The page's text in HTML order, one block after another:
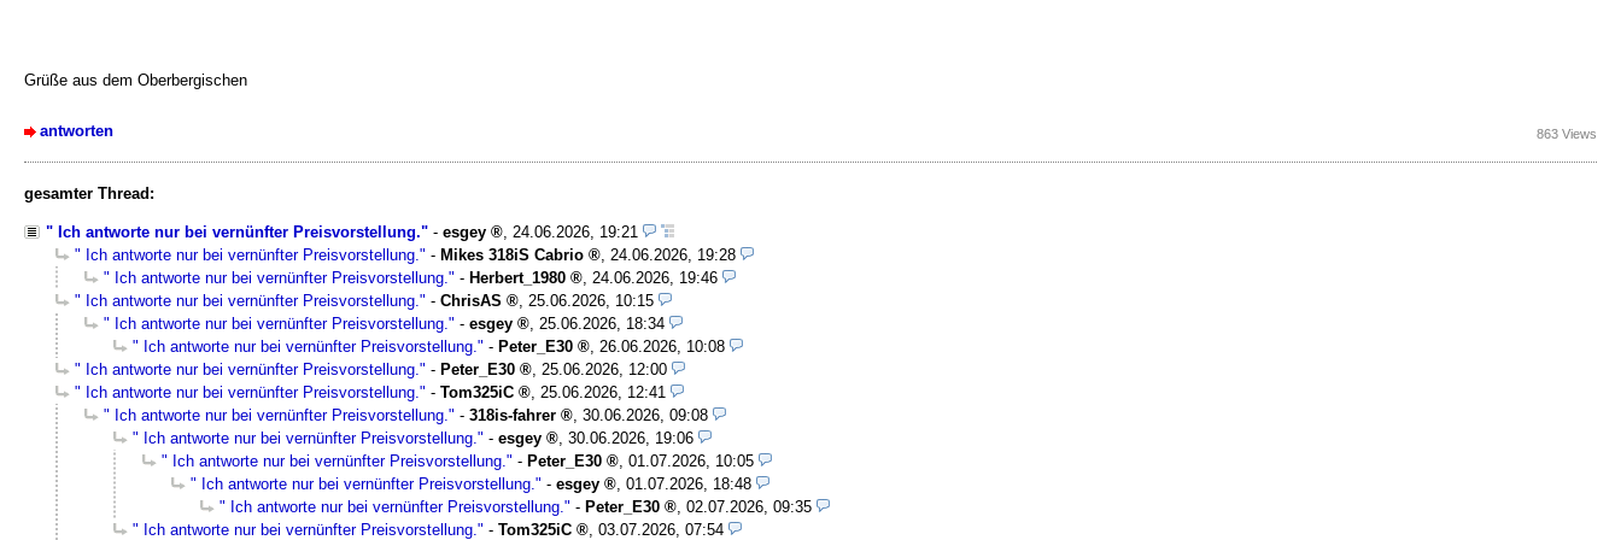
Grüße aus dem Oberbergischen
antworten 863 Views
gesamter Thread:
" Ich antworte nur bei vernünfter Preisvorstellung." - esgey , 24.06.2026, 19:21
" Ich antworte nur bei vernünfter Preisvorstellung." - Mikes 318iS Cabrio , 24.06.2026, 19:28
" Ich antworte nur bei vernünfter Preisvorstellung." - Herbert_1980 , 24.06.2026, 19:46
" Ich antworte nur bei vernünfter Preisvorstellung." - ChrisAS , 25.06.2026, 10:15
" Ich antworte nur bei vernünfter Preisvorstellung." - esgey , 25.06.2026, 18:34
" Ich antworte nur bei vernünfter Preisvorstellung." - Peter_E30 , 26.06.2026, 10:08
" Ich antworte nur bei vernünfter Preisvorstellung." - Peter_E30 , 25.06.2026, 12:00
" Ich antworte nur bei vernünfter Preisvorstellung." - Tom325iC , 25.06.2026, 12:41
" Ich antworte nur bei vernünfter Preisvorstellung." - 318is-fahrer , 30.06.2026, 09:08
" Ich antworte nur bei vernünfter Preisvorstellung." - esgey , 30.06.2026, 19:06
" Ich antworte nur bei vernünfter Preisvorstellung." - Peter_E30 , 01.07.2026, 10:05
" Ich antworte nur bei vernünfter Preisvorstellung." - esgey , 01.07.2026, 18:48
" Ich antworte nur bei vernünfter Preisvorstellung." - Peter_E30 , 02.07.2026, 09:35
" Ich antworte nur bei vernünfter Preisvorstellung." - Tom325iC , 03.07.2026, 07:54